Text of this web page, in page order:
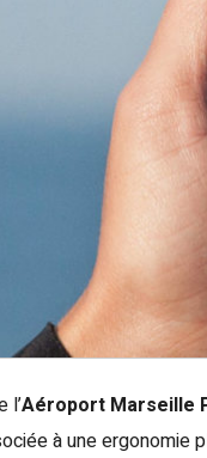
l’Aéroport Marseille
à une ergonomie